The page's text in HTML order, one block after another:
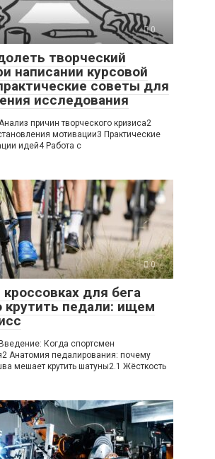
0
творческий
написании курсовой
советы для
исследования
причин творческого кризиса2
мотивации3 Практические
идей4 Работа с
0
для бега
крутить педали: ищем
Когда спортсмен
Анатомия педалирования: почему
мешает крутить шатуны2.1 Жёсткость